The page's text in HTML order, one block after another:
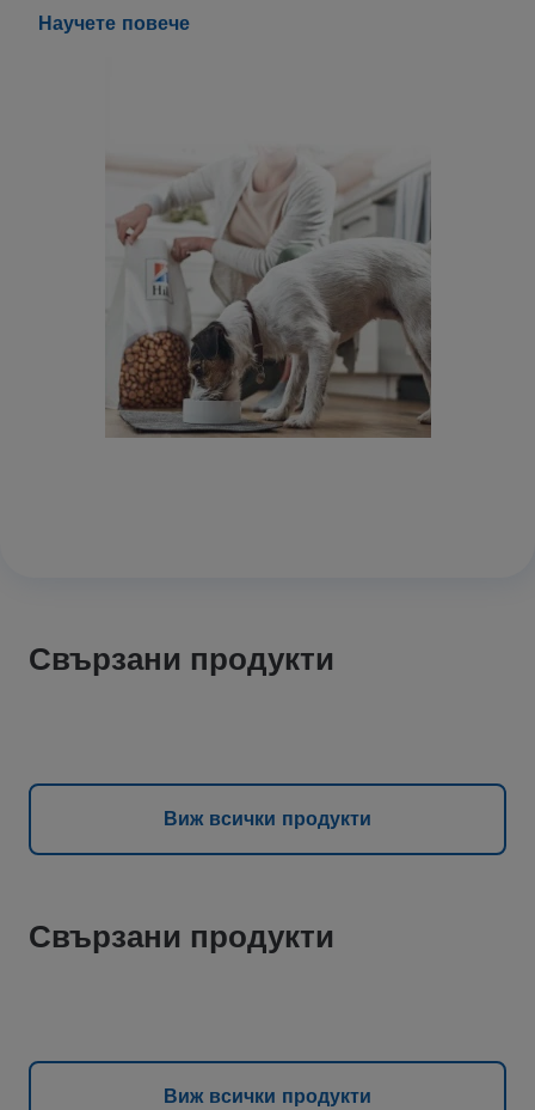
Научете повече
Свързани продукти
Виж всички продукти
Свързани продукти
Виж всички продукти